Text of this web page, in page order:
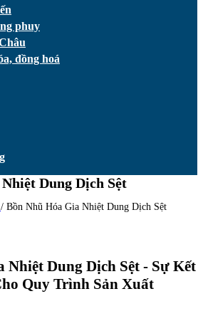
phuy
đồng hoá
Dung Dịch Sệt
/ Bồn Nhũ Hóa Gia Nhiệt Dung Dịch Sệt
Nhiệt Dung Dịch Sệt - Sự Kết
Quy Trình Sản Xuất